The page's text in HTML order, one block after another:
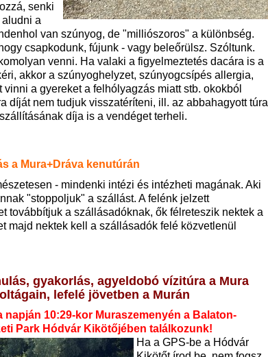
senki
a
van szúnyog, de "milliószoros" a különbség.
csapkodunk, fújunk - vagy beleőrülsz. Szóltunk.
venni. Ha valaki a figyelmeztetés dacára is a
akkor a szúnyoghelyzet, szúnyogcsípés allergia,
vinni a gyereket a felhólyagzás miatt stb. okokból
díját nem tudjuk visszatéríteni, ill. az abbahagyott túra
díja is a vendéget terheli.
a Mura+Dráva kenutúrán
- mindenki intézi és intézheti magának. Aki
"stoppoljuk" a szállást. A felénk jelzett
továbbítjuk a szállásadóknak, ők félreteszik nektek a
majd nektek kell a szállásadók felé közvetlenül
gyakorlás, agyeldobó vízitúra a Mura
lefelé jövetben a Murán
napján 10:29-kor Muraszemenyén a Balaton-
Park Hódvár Kikötőjében találkozunk!
Ha a GPS-be a Hódvár